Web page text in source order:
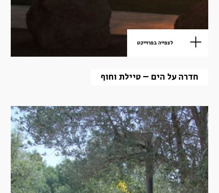
לצפייה בפרוייקט
חדרה על הים – טיילת וחוף